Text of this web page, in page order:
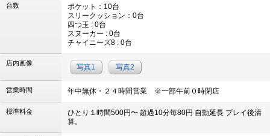
台数
ポケット：10台
スリークッション：0台
四つ玉 : 0台
スヌーカー : 0台
チャイニーズ8 : 0台
店内画像 写真1 写真2
営業時間 年中無休・２４時間営業 ※一部午前０時閉店
標準料金
ひとり１時間500円〜 超過10分毎80円 自動延長 プレイ後清
算。